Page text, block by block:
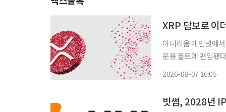
XRP 담보로 이
이더리움 메인넷에
운용 볼트에 편입됐다. 플레어 네트워크는 지난 3일(현지시간) 기관 디파이 운용사
2026-08-07 16:05
빗썸, 2028년